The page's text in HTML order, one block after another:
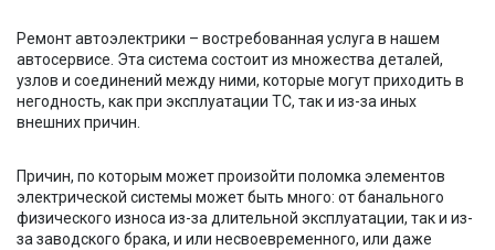
Ремонт автоэлектрики – востребованная услуга в нашем
автосервисе. Эта система состоит из множества деталей,
узлов и соединений между ними, которые могут приходить в
негодность, как при эксплуатации ТС, так и из-за иных
внешних причин.
Причин, по которым может произойти поломка элементов
электрической системы может быть много: от банального
физического износа из-за длительной эксплуатации, так и из-
за заводского брака, и или несвоевременного, или даже